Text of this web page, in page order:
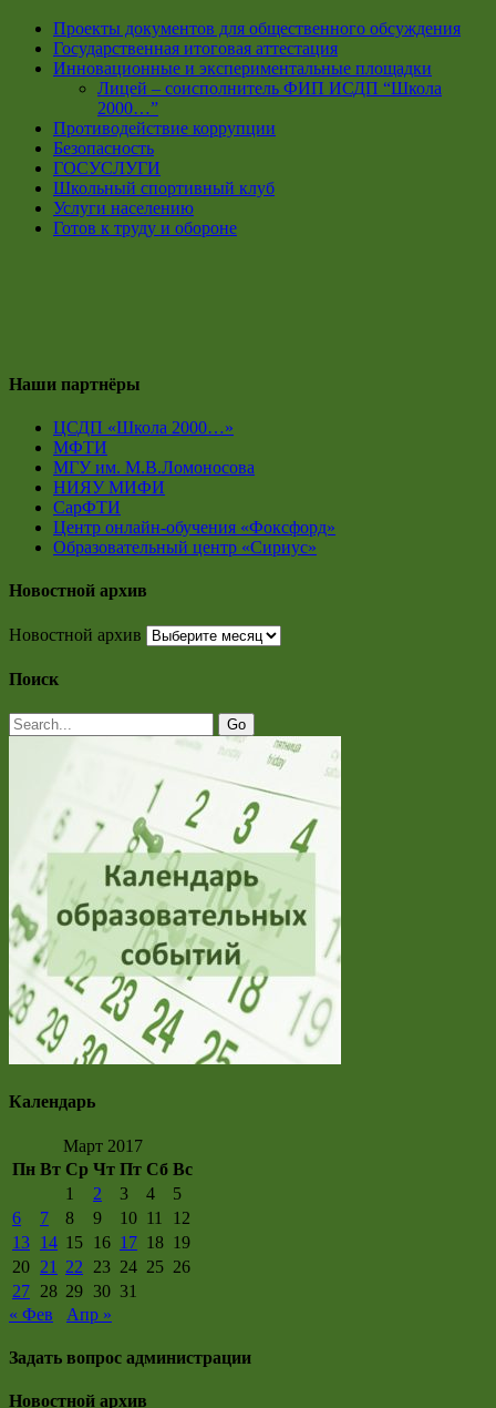
Проекты документов для общественного обсуждения
Государственная итоговая аттестация
Инновационные и экспериментальные площадки
Лицей – соисполнитель ФИП ИСДП “Школа
2000…”
Противодействие коррупции
Безопасность
ГОСУСЛУГИ
Школьный спортивный клуб
Услуги населению
Готов к труду и обороне
Наши партнёры
ЦСДП «Школа 2000…»
МФТИ
МГУ им. М.В.Ломоносова
НИЯУ МИФИ
СарФТИ
Центр онлайн-обучения «Фоксфорд»
Образовательный центр «Сириус»
Новостной архив
Новостной архив
Поиск
Календарь
Март 2017
Пн Вт Ср Чт Пт Сб Вс
1
2 3 4
5
6
7 8 9 10 11
12
13 14 15 16 17 18 19
20 21 22 23 24 25 26
27 28 29 30 31
« Фев
Апр »
Задать вопрос администрации
Новостной архив